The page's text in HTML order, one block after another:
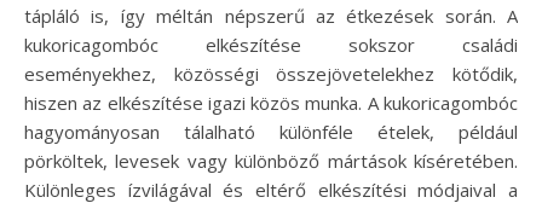
tápláló is, így méltán népszerű az étkezések során. A
kukoricagombóc elkészítése sokszor családi
eseményekhez, közösségi összejövetelekhez kötődik,
hiszen az elkészítése igazi közös munka. A kukoricagombóc
hagyományosan tálalható különféle ételek, például
pörköltek, levesek vagy különböző mártások kíséretében.
Különleges ízvilágával és eltérő elkészítési módjaival a